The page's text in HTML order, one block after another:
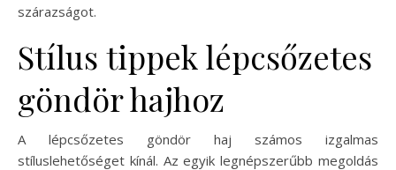
szárazságot.
Stílus tippek lépcsőzetes
göndör hajhoz
A lépcsőzetes göndör haj számos izgalmas
stíluslehetőséget kínál. Az egyik legnépszerűbb megoldás